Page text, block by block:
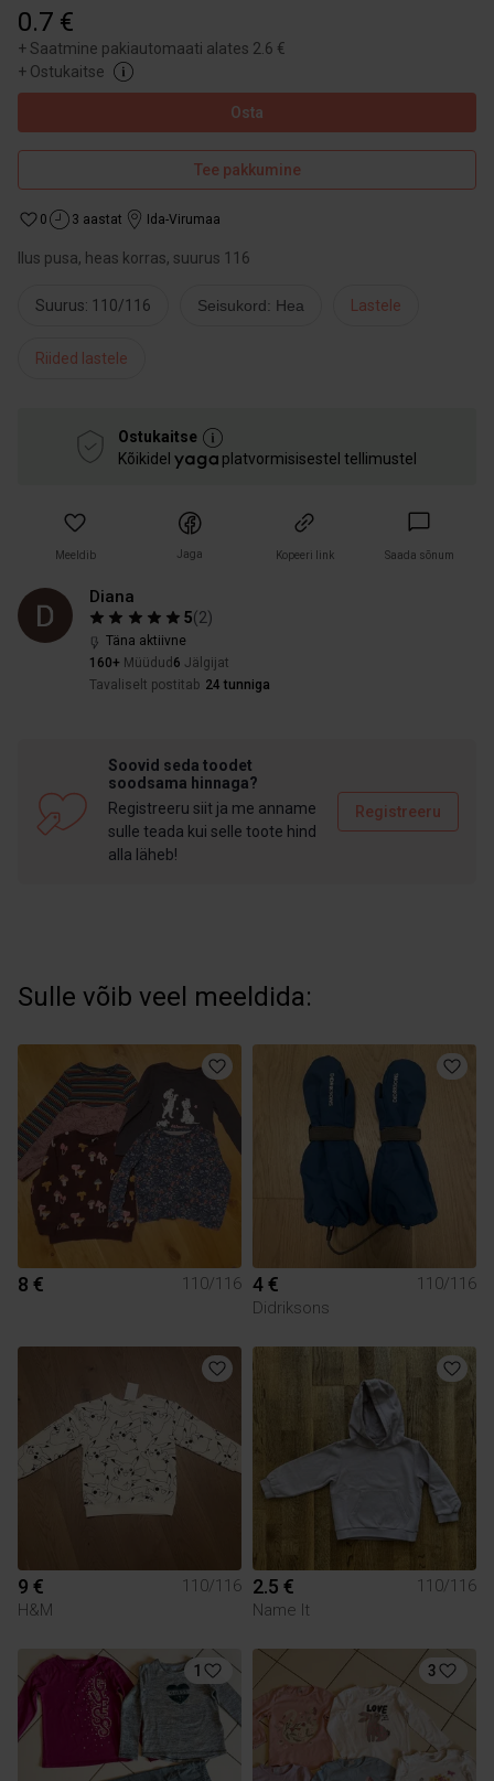
0.7 €
+Saatmine pakiautomaati alates 2.6 €
+ Ostukaitse
Osta
Tee pakkumine
0 3 aastat Ida-Virumaa
Ilus pusa, heas korras, suurus 116
Suurus: 110/116 Seisukord: Hea Lastele
Riided lastele
Ostukaitse
Kõikidel
platvormisisestel tellimustel
Meeldib Jaga Kopeeri link Saada sõnum
Diana
5(2)
Täna aktiivne
160+ Müüdud 6 Jälgijat
Tavaliselt postitab 24 tunniga
Soovid seda toodet
soodsama hinnaga?
Registreeru siit ja me anname
sulle teada kui selle toote hind
alla läheb!
Registreeru
Sulle võib veel meeldida:
8 € 110/116 4 €
110/116
Didriksons
9 €
110/116
H&M
2.5 €
110/116
Name It
1 3